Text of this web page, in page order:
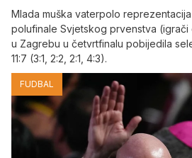
Mlada muška vaterpolo
polufinale Svjetskog prvenstva
u Zagrebu u četvrtfinalu pobijedila
11:7 (3:1, 2:2, 2:1, 4:3).
FUDBAL